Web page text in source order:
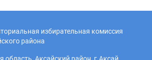
избирательная комиссия
района